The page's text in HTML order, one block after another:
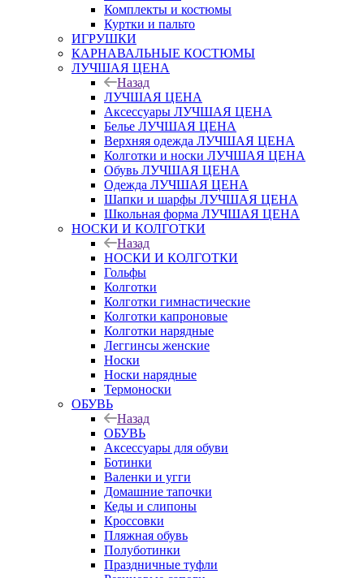
Комплекты и костюмы
Куртки и пальто
ИГРУШКИ
КАРНАВАЛЬНЫЕ КОСТЮМЫ
ЛУЧШАЯ ЦЕНА
Назад
ЛУЧШАЯ ЦЕНА
Аксессуары ЛУЧШАЯ ЦЕНА
Белье ЛУЧШАЯ ЦЕНА
Верхняя одежда ЛУЧШАЯ ЦЕНА
Колготки и носки ЛУЧШАЯ ЦЕНА
Обувь ЛУЧШАЯ ЦЕНА
Одежда ЛУЧШАЯ ЦЕНА
Шапки и шарфы ЛУЧШАЯ ЦЕНА
Школьная форма ЛУЧШАЯ ЦЕНА
НОСКИ И КОЛГОТКИ
Назад
НОСКИ И КОЛГОТКИ
Гольфы
Колготки
Колготки гимнастические
Колготки капроновые
Колготки нарядные
Леггинсы женские
Носки
Носки нарядные
Термоноски
ОБУВЬ
Назад
ОБУВЬ
Аксессуары для обуви
Ботинки
Валенки и угги
Домашние тапочки
Кеды и слипоны
Кроссовки
Пляжная обувь
Полуботинки
Праздничные туфли